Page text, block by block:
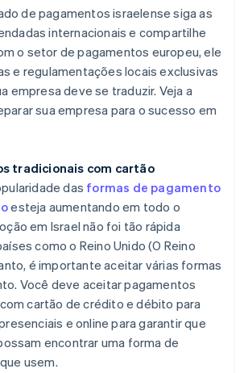
de pagamentos israelense siga as
internacionais e compartilhe
o setor de pagamentos europeu, ele
e regulamentações locais exclusivas
empresa deve se traduzir. Veja a
sua empresa para o sucesso em
tradicionais com cartão
das formas de pagamento
esteja aumentando em todo o
em Israel não foi tão rápida
como o Reino Unido (O Reino
é importante aceitar várias formas
Você deve aceitar pagamentos
cartão de crédito e débito para
e online para garantir que
encontrar uma forma de
usem.